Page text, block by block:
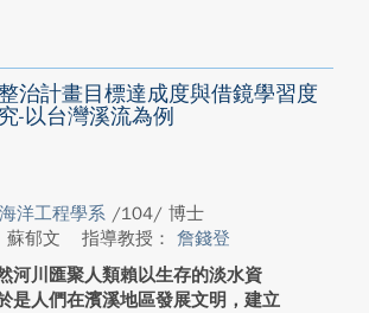
治計畫目標達成度與借鏡學習度
-以台灣溪流為例
洋工程學系 /104/ 博士
蘇郁文
指導教授： 詹錢登
河川匯聚人類賴以生存的淡水資
是人們在濱溪地區發展文明，建立